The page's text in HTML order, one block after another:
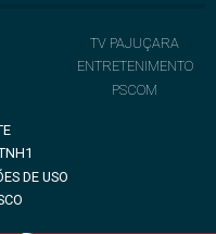
TV PAJUÇARA
ENTRETENIMENTO
PSCOM
DE USO